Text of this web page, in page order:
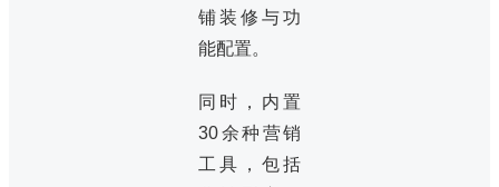
铺装修与功
能配置。
同时，内置
30余种营销
工具，包括